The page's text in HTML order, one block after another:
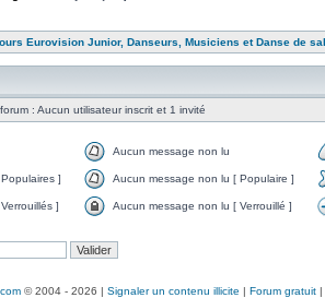
Eurovision Junior, Danseurs, Musiciens et Danse de
: Aucun utilisateur inscrit et 1 invité
Aucun message non lu
] Aucun message non lu [ Populaire ]
] Aucun message non lu [ Verrouillé ]
© 2004 - 2026 | Signaler un contenu illicite | Forum gratuit|